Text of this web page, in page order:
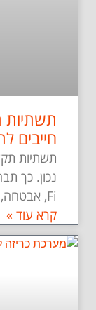
חייבים
תשתיות
Fi, אבטחה, חשמל וגיבוי בלי טעויות יקרות.
קרא עוד »